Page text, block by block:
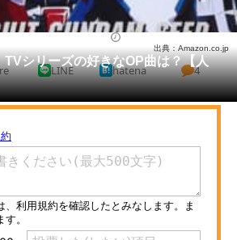
リサーチ
す
トレンド
スの未来
シリーズの好きなOP曲は？【人
出典：Amazon.co.jp
LINE hatena 4